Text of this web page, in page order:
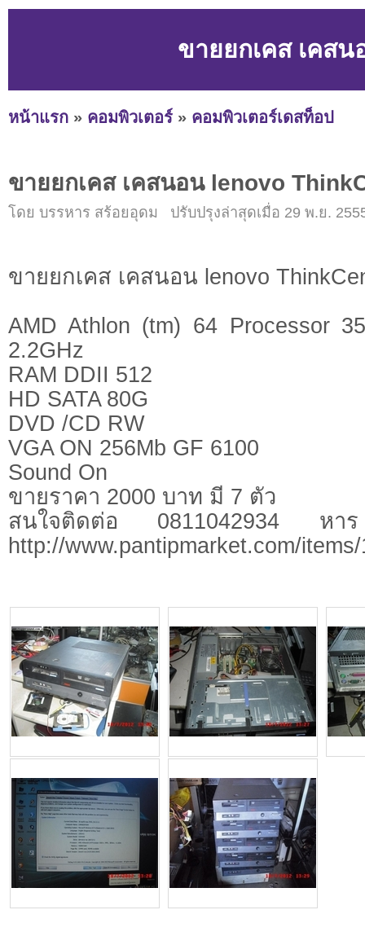
ขายยกเคส เคส
หน้าแรก » คอมพิวเตอร์ » คอมพิวเตอร์เดสท็อป
ขายยกเคส เคสนอน lenovo
โดย บรรหาร สร้อยอุดม ปรับปรุงล่าสุดเมื่อ 29 พ.ย.
ขายยกเคส เคสนอน lenovo
AMD Athlon (tm) 64 Processor
2.2GHz
RAM DDII 512
HD SATA 80G
DVD /CD RW
VGA ON 256Mb GF 6100
Sound On
ขายราคา 2000 บาท มี 7 ตัว
สนใจติดต่อ 0811042934 หา
http://www.pantipmarket.com/